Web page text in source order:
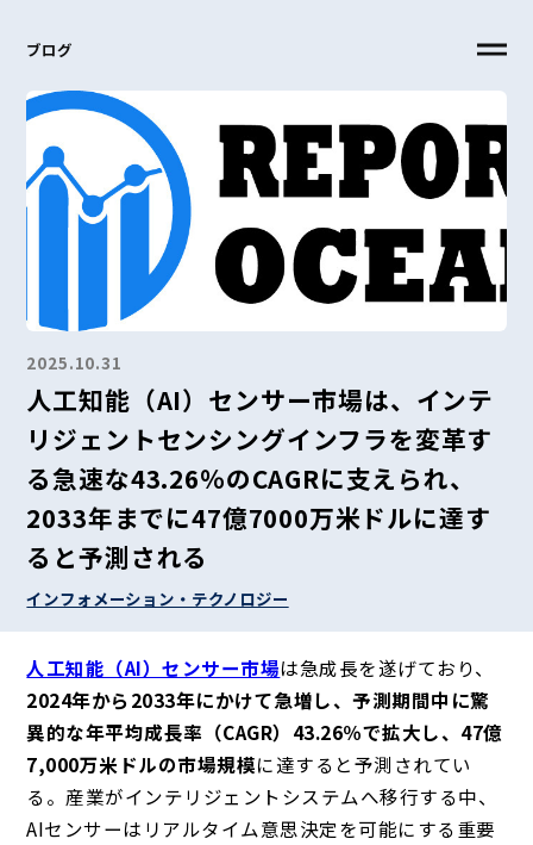
ブログ
2025.10.31
人工知能（AI）センサー市場は、インテ
リジェントセンシングインフラを変革す
る急速な43.26％のCAGRに支えられ、
2033年までに47億7000万米ドルに達す
ると予測される
インフォメーション・テクノロジー
人工知能（AI）センサー市場は急成長を遂げており、
2024年から2033年にかけて急増し、予測期間中に驚
異的な年平均成長率（CAGR）43.26％で拡大し、47億
7,000万米ドルの市場規模に達すると予測されてい
る。産業がインテリジェントシステムへ移行する中、
AIセンサーはリアルタイム意思決定を可能にする重要